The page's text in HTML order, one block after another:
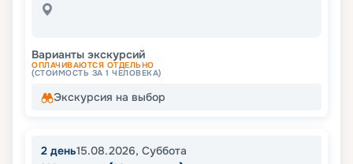
Варианты экскурсий
ОПЛАЧИВАЮТСЯ ОТДЕЛЬНО
(СТОИМОСТЬ ЗА 1 ЧЕЛОВЕКА)
Экскурсия на выбор
2 день15.08.2026, Суббота